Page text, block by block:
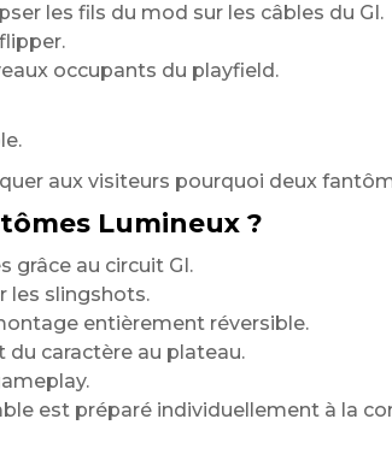
les fils du mod sur les câbles du GI.
occupants du playfield.
aux visiteurs pourquoi deux
Lumineux ?
grâce au circuit GI.
les slingshots.
entièrement réversible.
caractère au plateau.
est préparé individuellement à la